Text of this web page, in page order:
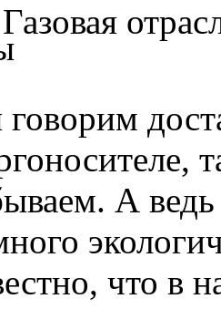
Газовая
А ведь
что в